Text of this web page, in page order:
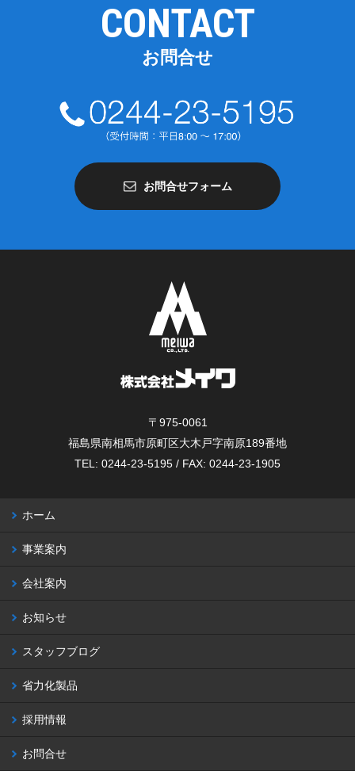
CONTACT
お問合せ
お問合せフォーム
〒975-0061
福島県南相馬市原町区大木戸字南原189番地
TEL: 0244-23-5195 / FAX: 0244-23-1905
ホーム
事業案内
会社案内
お知らせ
スタッフブログ
省力化製品
採用情報
お問合せ